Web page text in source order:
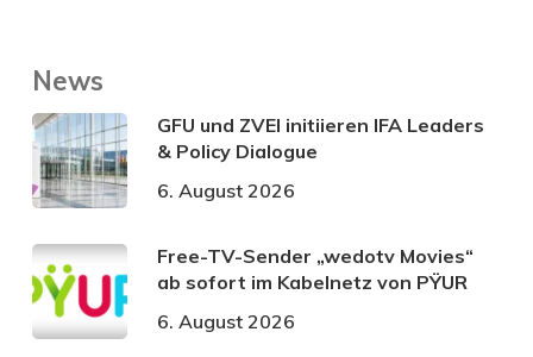
News
GFU und ZVEI initiieren IFA Leaders
& Policy Dialogue
6. August 2026
Free-TV-Sender „wedotv Movies“
ab sofort im Kabelnetz von PŸUR
6. August 2026